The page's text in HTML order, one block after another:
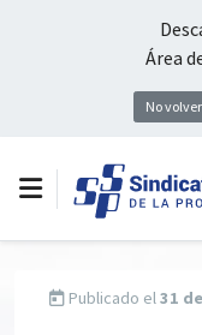
Área
No
Publicado el31